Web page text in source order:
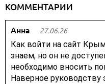
КОММЕНТАРИИ
Анна 27.06.26
Как войти на сайт
знаем, но он не
необходимо вносить
Наверное руководству